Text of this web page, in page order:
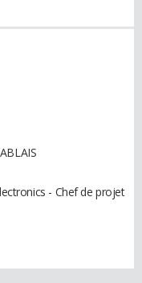
- Chef de projet